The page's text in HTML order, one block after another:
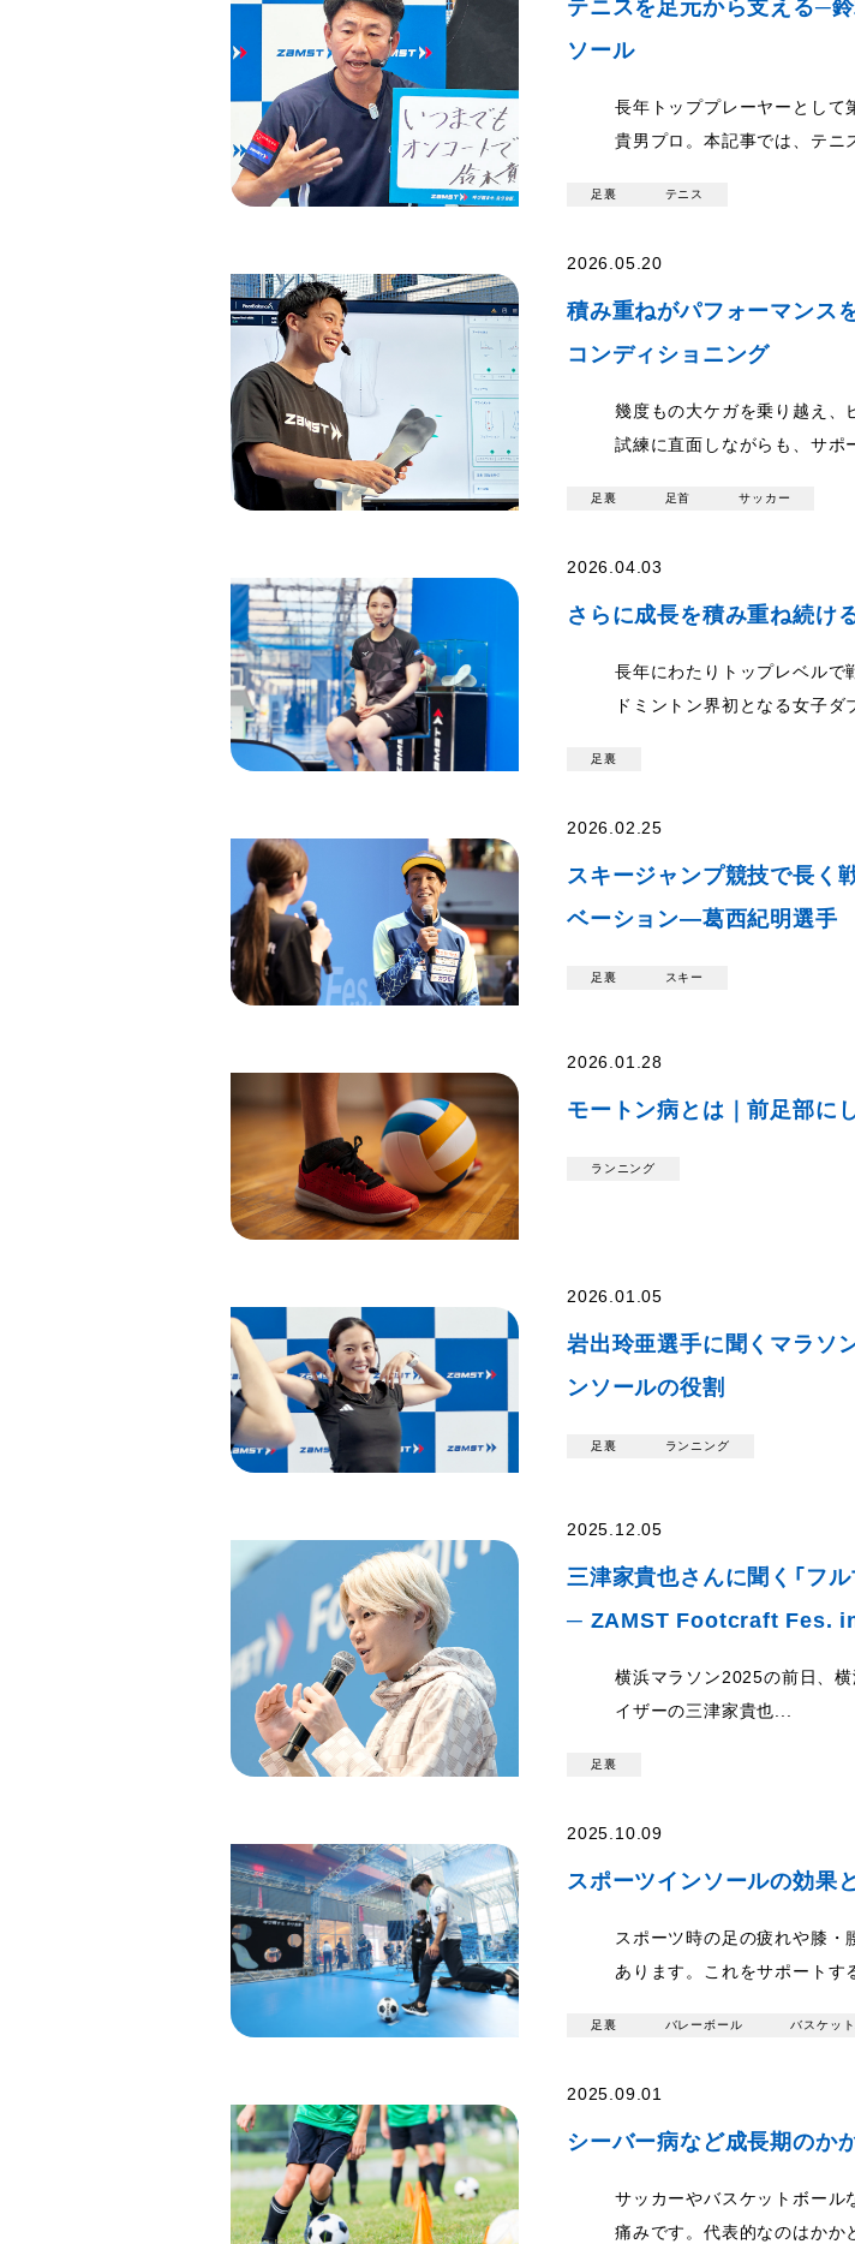
テニスを足元から支える─
ソール
長年トッププレーヤーとして
貴男プロ。本記事では、テニ
足裏 テニス
2026.05.20
積み重ねがパフォーマンス
コンディショニング
幾度もの大ケガを乗り越え、
試練に直面しながらも、サポ
足裏 足首 サッカー
2026.04.03
さらに成長を積み重ね続け
長年にわたりトップレベルで
ドミントン界初となる女子ダ
足裏
2026.02.25
スキージャンプ競技で長く
ベーション―葛󠄀西紀明選手
足裏 スキー
2026.01.28
モートン病とは｜前足部に
ランニング
2026.01.05
岩出玲亜選手に聞くマラソ
ンソールの役割
足裏 ランニング
2025.12.05
三津家貴也さんに聞く「フ
─ ZAMST Footcraft Fes.
横浜マラソン2025の前日、
イザーの三津家貴也...
足裏
2025.10.09
スポーツインソールの効果
スポーツ時の足の疲れや膝・
あります。これをサポートす
足裏 バレーボール バスケッ
2025.09.01
シーバー病など成長期のか
サッカーやバスケットボール
痛みです。代表的なのはかか